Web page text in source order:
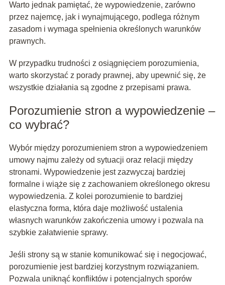
Warto jednak pamiętać, że wypowiedzenie, zarówno
przez najemcę, jak i wynajmującego, podlega różnym
zasadom i wymaga spełnienia określonych warunków
prawnych.
W przypadku trudności z osiągnięciem porozumienia,
warto skorzystać z porady prawnej, aby upewnić się, że
wszystkie działania są zgodne z przepisami prawa.
Porozumienie stron a wypowiedzenie –
co wybrać?
Wybór między porozumieniem stron a wypowiedzeniem
umowy najmu zależy od sytuacji oraz relacji między
stronami. Wypowiedzenie jest zazwyczaj bardziej
formalne i wiąże się z zachowaniem określonego okresu
wypowiedzenia. Z kolei porozumienie to bardziej
elastyczna forma, która daje możliwość ustalenia
własnych warunków zakończenia umowy i pozwala na
szybkie załatwienie sprawy.
Jeśli strony są w stanie komunikować się i negocjować,
porozumienie jest bardziej korzystnym rozwiązaniem.
Pozwala uniknąć konfliktów i potencjalnych sporów